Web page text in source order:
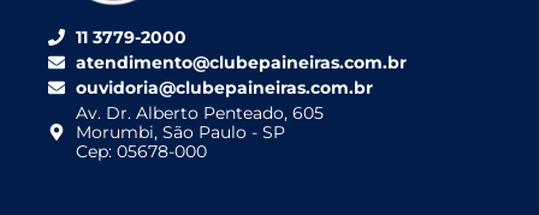
11 3779-2000
atendimento@clubepaineiras.com.br
ouvidoria@clubepaineiras.com.br
Av. Dr. Alberto Penteado, 605
Morumbi, São Paulo - SP
Cep: 05678-000